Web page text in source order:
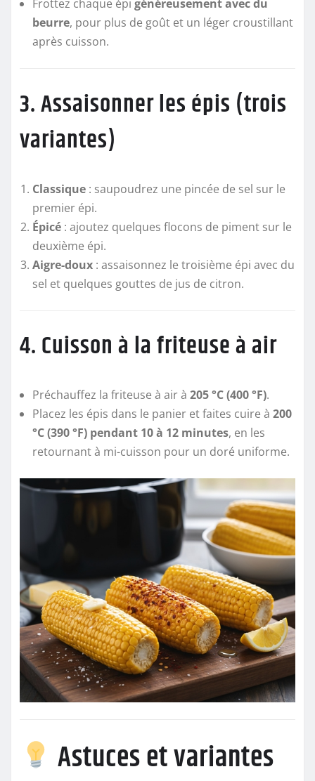
Frottez chaque épi généreusement avec du
beurre, pour plus de goût et un léger croustillant
après cuisson.
3. Assaisonner les épis (trois
variantes)
Classique : saupoudrez une pincée de sel sur le
premier épi.
Épicé : ajoutez quelques flocons de piment sur le
deuxième épi.
Aigre-doux : assaisonnez le troisième épi avec du
sel et quelques gouttes de jus de citron.
4. Cuisson à la friteuse à air
Préchauffez la friteuse à air à 205 °C (400 °F).
Placez les épis dans le panier et faites cuire à 200
°C (390 °F) pendant 10 à 12 minutes, en les
retournant à mi-cuisson pour un doré uniforme.
Astuces et variantes